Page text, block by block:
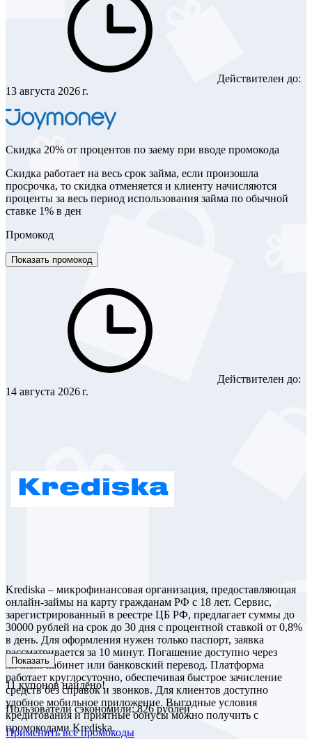
Действителен до:
13 августа 2026 г.
Скидка 20% от процентов по заему при вводе промокода
Скидка работает на весь срок займа, если произошла
просрочка, то скидка отменяется и клиенту начисляются
проценты за весь период использования займа по обычной
ставке 1% в ден
Промокод
Показать промокод
Действителен до:
14 августа 2026 г.
Krediska – микрофинансовая организация, предоставляющая
онлайн-займы на карту гражданам РФ с 18 лет. Сервис,
зарегистрированный в реестре ЦБ РФ, предлагает суммы до
30000 рублей на срок до 30 дня с процентной ставкой от 0,8%
в день. Для оформления нужен только паспорт, заявка
рассматривается за 10 минут. Погашение доступно через
личный кабинет или банковский перевод. Платформа
работает круглосуточно, обеспечивая быстрое зачисление
средств без справок и звонков. Для клиентов доступно
удобное мобильное приложение. Выгодные условия
кредитования и приятные бонусы можно получить с
промокодами Krediska.
Показать
11купонов найдено!
Пользователи сэкономили: 826 рублей
Применить все промокоды